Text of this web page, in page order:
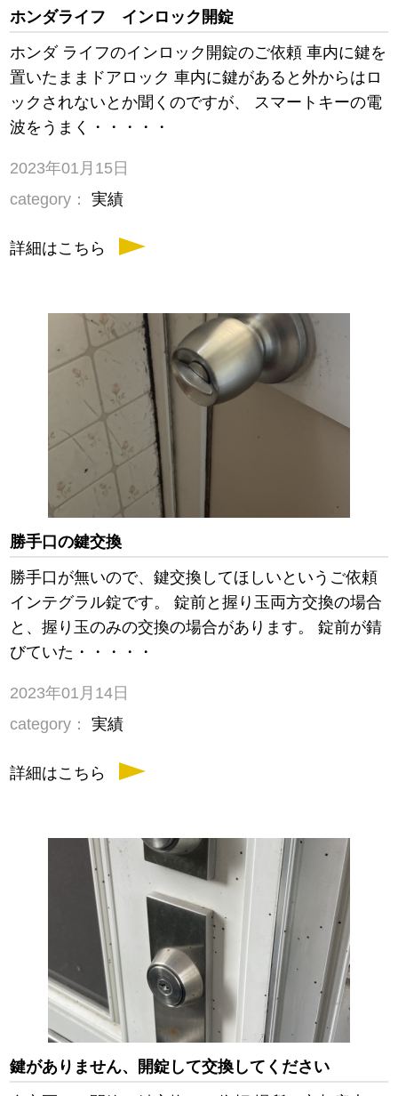
ホンダライフ インロック開錠
ホンダ ライフのインロック開錠のご依頼 車内に鍵を
置いたままドアロック 車内に鍵があると外からはロ
ックされないとか聞くのですが、 スマートキーの電
波をうまく・・・・・
2023年01月15日
category：
実績
詳細はこちら
勝手口の鍵交換
勝手口が無いので、鍵交換してほしいというご依頼
インテグラル錠です。 錠前と握り玉両方交換の場合
と、握り玉のみの交換の場合があります。 錠前が錆
びていた・・・・・
2023年01月14日
category：
実績
詳細はこちら
鍵がありません、開錠して交換してください